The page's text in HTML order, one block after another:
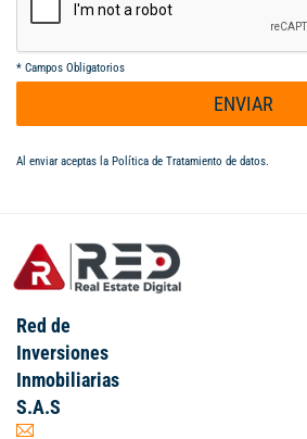
* Campos Obligatorios
ENVIAR
Al enviar aceptas la Política de Tratamiento de datos.
Red de
Inversiones
Inmobiliarias
S.A.S